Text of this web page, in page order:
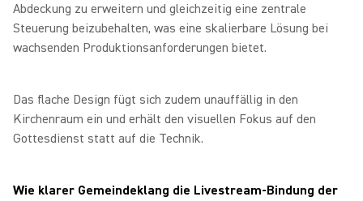
Abdeckung zu erweitern und gleichzeitig eine zentrale
Steuerung beizubehalten, was eine skalierbare Lösung bei
wachsenden Produktionsanforderungen bietet.
Das flache Design fügt sich zudem unauffällig in den
Kirchenraum ein und erhält den visuellen Fokus auf den
Gottesdienst statt auf die Technik.
Wie klarer Gemeindeklang die Livestream‑Bindung der